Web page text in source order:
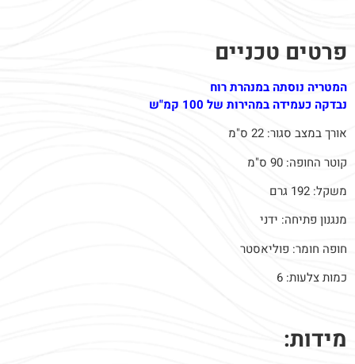
פרטים טכניים
המטריה נוסתה במנהרת רוח
נבדקה כעמידה במהירות של 100 קמ"ש
אורך במצב סגור: 22 ס"מ
קוטר החופה: 90 ס"מ
משקל: 192 גרם
מנגנון פתיחה: ידני
חופה חומר: פוליאסטר
כמות צלעות: 6
מידות: